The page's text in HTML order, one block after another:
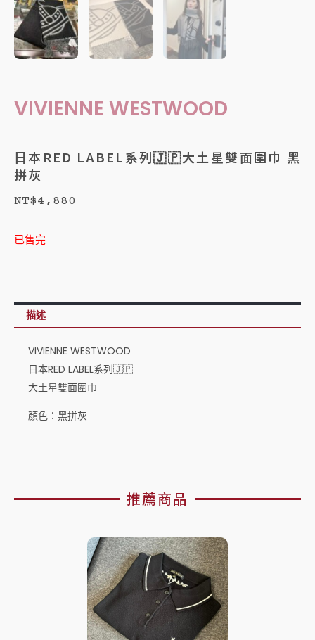
VIVIENNE WESTWOOD
日本RED LABEL系列🇯🇵大土星雙面圍巾 黑
拼灰
NT$4,880
已售完
描述
VIVIENNE WESTWOOD
日本RED LABEL系列🇯🇵
大土星雙面圍巾
顏色：黑拼灰
推薦商品